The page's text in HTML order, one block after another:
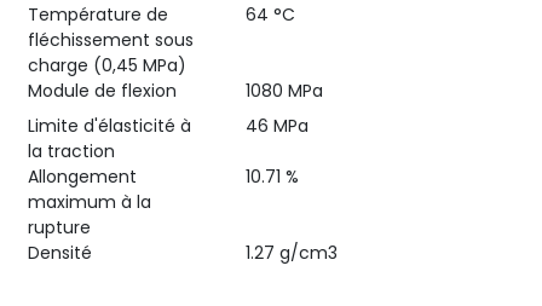
Température de
fléchissement sous
charge (0,45 MPa)
64 °C
Module de flexion
1080 MPa
Limite d'élasticité à
la traction
46 MPa
Allongement
maximum à la
rupture
10.71 %
Densité 1.27 g/cm3